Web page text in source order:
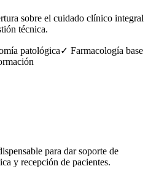
sobre el cuidado clínico integral
técnica.
patológica✓ Farmacología base
para dar soporte de
y recepción de pacientes.